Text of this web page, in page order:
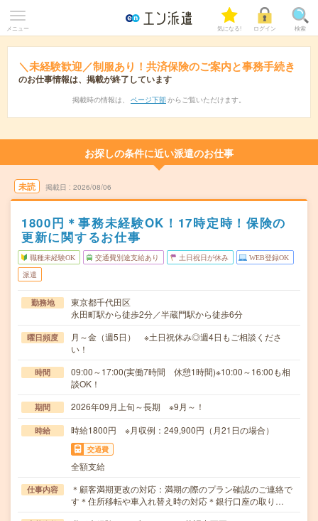
メニュー 気になる! ログイン 検索
＼未経験歓迎／制服あり！共済保険のご案内と事務手続き
のお仕事情報は、掲載が終了しています
掲載時の情報は、 ページ下部 からご覧いただけます。
お探しの条件に近い派遣のお仕事
未読 掲載日 2026/08/06
1800円＊事務未経験OK！17時定時！保険の
更新に関するお仕事
職種未経験OK 交通費別途支給あり 土日祝日が休み WEB登録OK
派遣
勤務地
東京都千代田区
永田町駅から徒歩2分／半蔵門駅から徒歩6分
曜日頻度
月～金（週5日） ※土日祝休み◎週4日もご相談くださ
い！
時間
09:00～17:00(実働7時間 休憩1時間)※10:00～16:00も相
談OK！
期間 2026年09月上旬～長期 ※9月～！
時給 時給1800円 ※月収例：249,900円（月21日の場合）
交通費
全額支給
仕事内容
＊顧客満期更改の対応：満期の際のプラン確認のご連絡で
す＊住所移転や車入れ替え時の対応＊銀行口座の取り…